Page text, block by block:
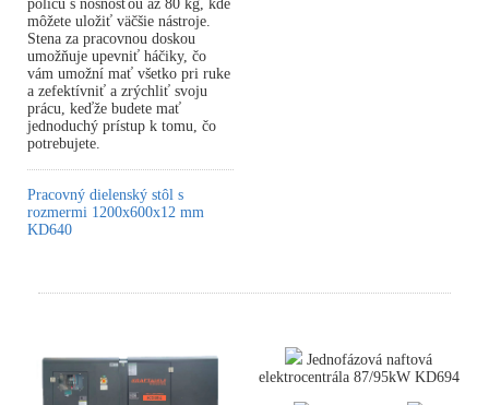
policu s nosnosťou až 80 kg, kde
môžete uložiť väčšie nástroje.
Stena za pracovnou doskou
umožňuje upevniť háčiky, čo
vám umožní mať všetko pri ruke
a zefektívniť a zrýchliť svoju
prácu, keďže budete mať
jednoduchý prístup k tomu, čo
potrebujete.
Pracovný dielenský stôl s
rozmermi 1200x600x12 mm
KD640
Jednofázová naftová
elektrocentrála 87/95kW KD694